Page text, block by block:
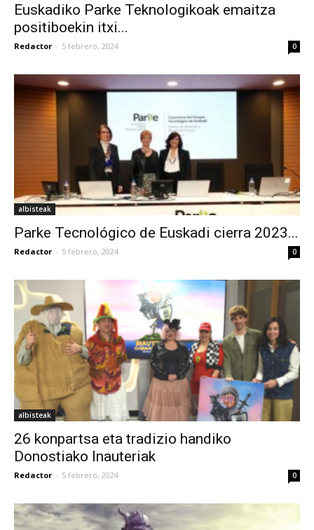
Euskadiko Parke Teknologikoak emaitza
positiboekin itxi...
Redactor - 5 febrero, 2024 0
albisteak
Parke Tecnológico de Euskadi cierra 2023...
Redactor - 5 febrero, 2024 0
albisteak
26 konpartsa eta tradizio handiko
Donostiako Inauteriak
Redactor - 5 febrero, 2024 0